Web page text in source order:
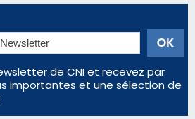
s'installer en Corse pour
spectacle ?
nouvelle Miss Corse 2026
Corse aux premières loges
reviendra pas avant 2081
: il n'y a plus de limites…